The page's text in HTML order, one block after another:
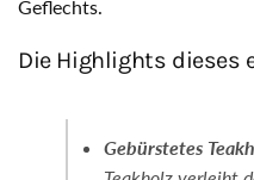
Geflechts.
Die Highlights dieses
Gebürstetes